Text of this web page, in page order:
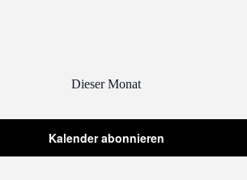
Dieser Monat
Kalender abonnieren